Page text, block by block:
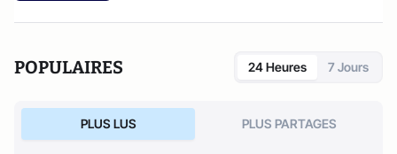
POPULAIRES 24 Heures 7 Jours
PLUS LUS PLUS PARTAGES